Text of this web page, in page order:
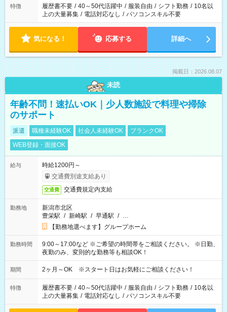
合は応募できません。
特徴 履歴書不要 / 40～50代活躍中 / 服装自由 / シフト勤務 / 10名以
上の大量募集 / 電話対応なし / パソコンスキル不要
気になる！ 応募する 詳細へ
掲載日：2026.08.07
未読
年齢不問！速払いOK｜少人数施設で料理や掃除
のサポート
派遣 職種未経験OK 社会人未経験OK
ブランクOK
WEB登録・面接OK
給与
時給1200円～
交通費別途支給あり
交通費 交通費規定内支給
勤務地
新潟市北区
豊栄駅 / 新崎駅 / 早通駅 / …
【勤務地選べます】グループホーム
勤務時間
9:00～17:00など ※ご希望の時間帯をご相談ください。 ※日勤、
夜勤のみ、変則的な勤務等も相談OK！
期間 2ヶ月～OK ※スタート日はお気軽にご相談ください！
特徴 履歴書不要 / 40～50代活躍中 / 服装自由 / シフト勤務 / 10名以
上の大量募集 / 電話対応なし / パソコンスキル不要